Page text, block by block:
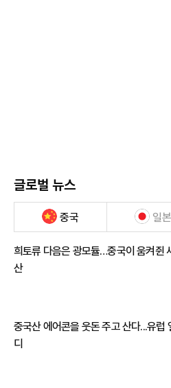
글로벌 뉴스
중국 일본
희토류 다음은 광모듈…중국이 움켜쥔
산
중국산 에어콘을 웃돈 주고 산다...유럽
디